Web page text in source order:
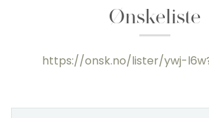
Ønskeliste
https://onsk.no/lister/ywj-